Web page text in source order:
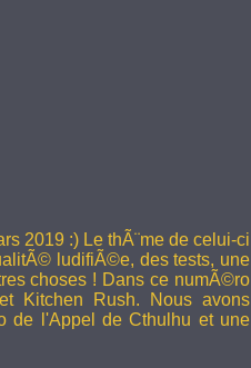
2019 :) Le thÃ¨me de celui-ci
ludifiÃ©e, des tests, une
choses ! Dans ce numÃ©ro
Kitchen Rush. Nous avons
de l'Appel de Cthulhu et une